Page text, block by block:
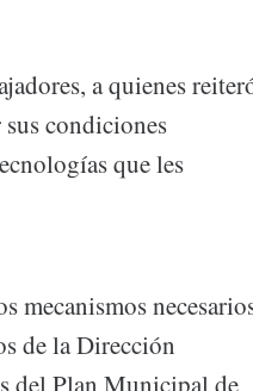
a quienes
condiciones
que les
mecanismos
de la Dirección
del Plan Municipal de